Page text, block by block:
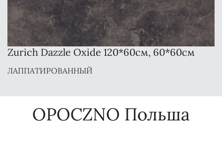
Zurich Dazzle Oxide 120*60см, 60*60см
ЛАППАТИРОВАННЫЙ
OPOCZNO Польша